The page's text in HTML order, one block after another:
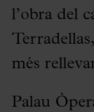
l’obra del
més
Palau